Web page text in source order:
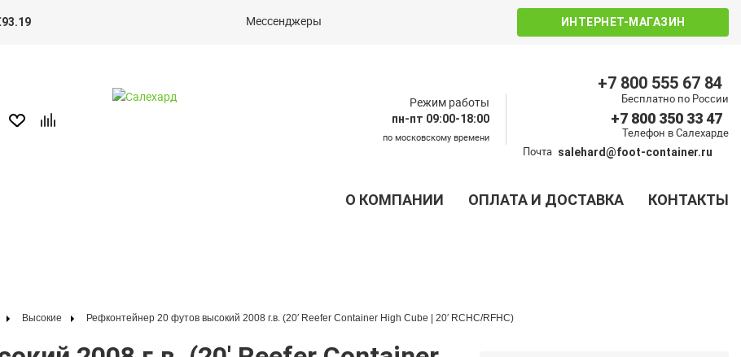
Мессенджеры ИНТЕРНЕТ-МАГАЗИН
Режим работы
пн-пт 09:00-18:00
по московскому времени
Бесплатно по России
+7 800 555 67 84
Телефон в Салехарде
+7 800 350 33 47
Почта salehard@foot-container.ru
О КОМПАНИИ ОПЛАТА И ДОСТАВКА КОНТАКТЫ
Высокие Рефконтейнер 20 футов высокий 2008 г.в. (20′ Reefer Container High Cube | 20′ RCHC/RFHC)